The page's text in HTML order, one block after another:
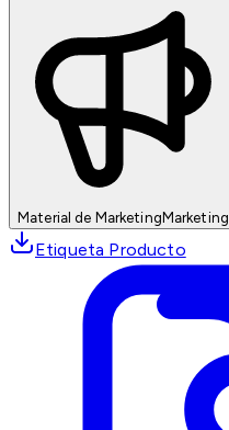
Material de MarketingMarketing
Etiqueta Producto